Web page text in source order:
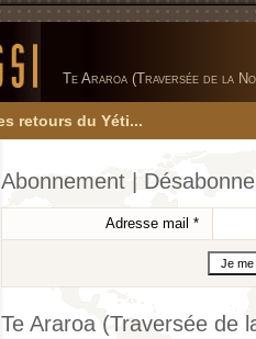
Te Araroa (Traversée de la
retours du Yéti...
Abonnement |
Adresse mail *
Te Araroa (Traversée de